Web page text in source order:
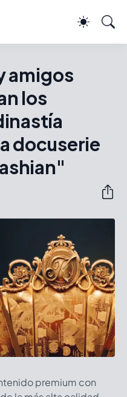
amigos
los
docuserie
premium con